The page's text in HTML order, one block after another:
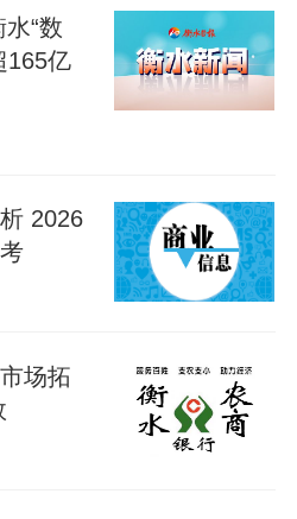
行建成标准化金融收银
收银设备110余台，累
笔、交易金额6249.01
商户6000余户，布设
银场景全覆盖，大幅
二是智能一键对账，
依托专属商户收银后
账单核对、多门店统
。商户可通过手机随
银明细，无需人工逐
“数
165亿
2026
场拓